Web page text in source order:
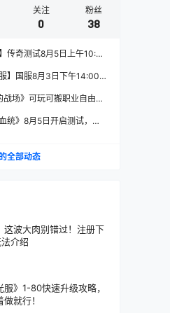
关注
0
粉丝
38
传奇测试8月5日上午10:00
】国服8月3日下午14:00
战场》可玩可搬职业自由，
统》8月5日开启测试，
全部动态
这波大肉别错过！注册下
介绍
服》1-80快速升级攻略，
就行！